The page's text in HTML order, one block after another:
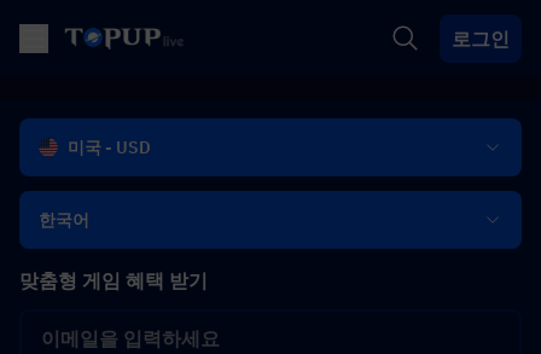
로그인
미국 - USD
한국어
맞춤형 게임 혜택 받기